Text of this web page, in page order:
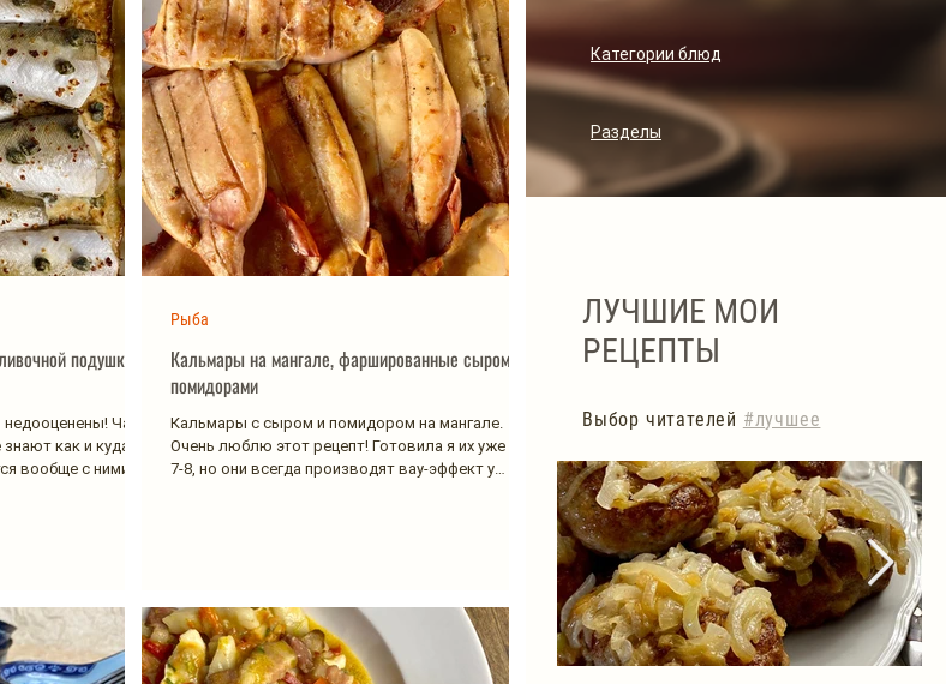
Категории блюд
Разделы
подушке с
Чаще
как и куда их
вообще с ними...
Кальмары на мангале, фаршированные сыром и
помидорами
Кальмары с сыром и помидором на мангале.
Очень люблю этот рецепт! Готовила я их уже раз
7-8, но они всегда производят вау-эффект у
Рыба
ЛУЧШИЕ МОИ
РЕЦЕПТЫ
Выбор читателей #лучшее